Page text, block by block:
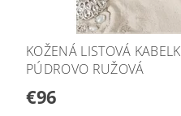
KOŽENÁ LISTOVÁ
PÚDROVO RUŽOVÁ
€96